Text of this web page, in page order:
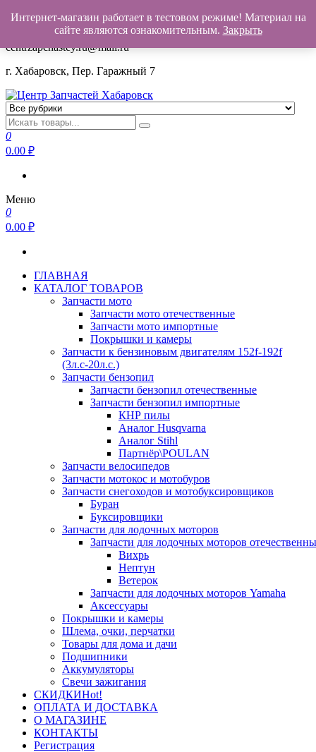
+7(962)503-00-25
centrzapchastey.ru@mail.ru
г. Хабаровск, Пер. Гаражный 7
Центр Запчастей Хабаровск
Запчасти для авто,
мото,бензопил,велосипедов,снегоходов,бензопил и т.д.
Хабаровск
0
0.00 ₽
Меню
0
0.00 ₽
ГЛАВНАЯ
КАТАЛОГ ТОВАРОВ
Запчасти мото
Запчасти мото отечественные
Запчасти мото импортные
Покрышки и камеры
Запчасти к бензиновым двигателям 152f-192f
(3л.с-20л.с.)
Запчасти бензопил
Запчасти бензопил отечественные
Запчасти бензопил импортные
КНР пилы
Аналог Husqvarna
Аналог Stihl
Партнёр\POULAN
Запчасти велосипедов
Запчасти мотокос и мотобуров
Запчасти снегоходов и мотобуксировщиков
Буран
Буксировщики
Запчасти для лодочных моторов
Запчасти для лодочных моторов
Вихрь
Нептун
Ветерок
Запчасти для лодочных моторов Yamaha
Аксессуары
Покрышки и камеры
Шлема, очки, перчатки
Товары для дома и дачи
Подшипники
Аккумуляторы
Свечи зажигания
СКИДКИHot!
ОПЛАТА И ДОСТАВКА
О МАГАЗИНЕ
КОНТАКТЫ
Регистрация
Интернет-магазин работает в тестовом режиме! Материал на
сайте являются ознакомительным. Закрыть